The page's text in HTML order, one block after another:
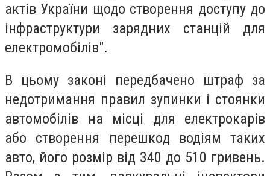
актів України щодо створення доступу до
інфраструктури зарядних станцій для
електромобілів".
В цьому законі передбачено штраф за
недотримання правил зупинки і стоянки
автомобілів на місці для електрокарів
або створення перешкод водіям таких
авто, його розмір від 340 до 510 гривень.